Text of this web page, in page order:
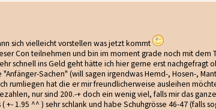
sich vielleicht vorstellen was jetzt kommt
Con teilnehmen und bin im moment grade noch mit dem
schnell ins Geld geht hätte ich hier gerne erst nachgefragt
Sachen" (will sagen irgendwas Hemd-, Hosen-,
rumliegen hat die er mir freundlicherweise ausleihen
nur sind 200.-+ doch ein wenig viel, falls mir das
+- 1.95 ^^ ) sehr schlank und habe Schuhgrösse 46-47 (falls